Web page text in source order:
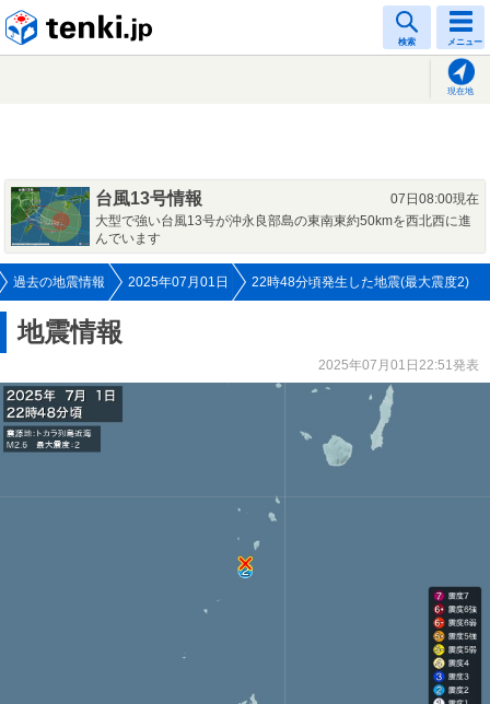
検索 メニュー
現在地
台風13号情報
07日08:00現在
大型で強い台風13号が沖永良部島の東南東約50kmを西北西に進
んでいます
過去の地震情報 2025年07月01日 22時48分頃発生した地震(最大震度2)
地震情報
2025年07月01日22:51発表